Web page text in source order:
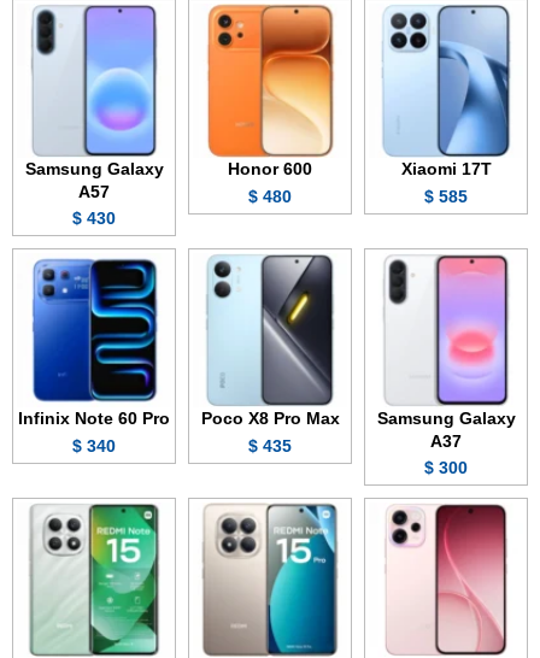
Xiaomi 17T
585 $
Honor 600
480 $
Samsung Galaxy
A57
430 $
Samsung Galaxy
A37
300 $
Poco X8 Pro Max
435 $
Infinix Note 60 Pro
340 $